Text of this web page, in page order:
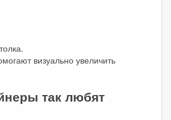
визуально увеличить
так любят